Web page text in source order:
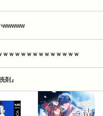
wwwww
ｗｗｗｗｗｗｗｗｗｗｗｗｗ
剤』